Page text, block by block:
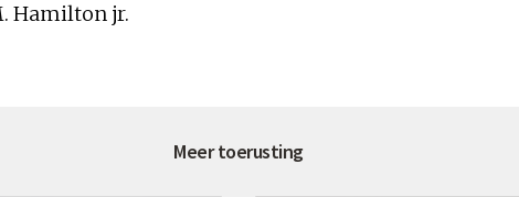
Hamilton jr.
Meer toerusting